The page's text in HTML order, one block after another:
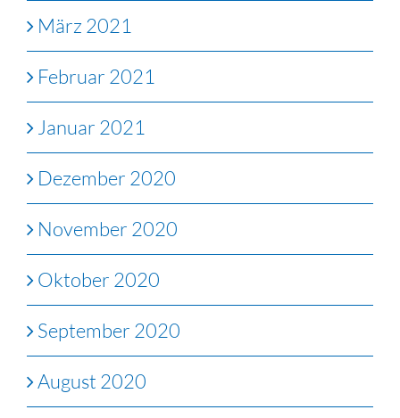
März 2021
Februar 2021
Januar 2021
Dezember 2020
November 2020
Oktober 2020
September 2020
August 2020